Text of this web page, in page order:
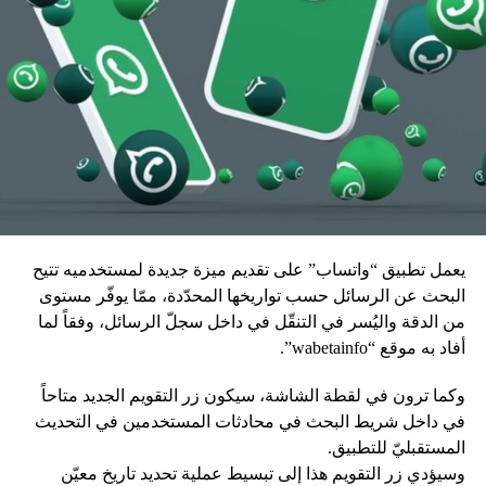
يعمل تطبيق “واتساب” على تقديم ميزة جديدة لمستخدميه تتيح
البحث عن الرسائل حسب تواريخها المحدّدة، ممّا يوفّر مستوى
من الدقة واليُسر في التنقّل في داخل سجلّ الرسائل، وفقاً لما
أفاد به موقع “wabetainfo”.
وكما ترون في لقطة الشاشة، سيكون زر التقويم الجديد متاحاً
في داخل شريط البحث في محادثات المستخدمين في التحديث
المستقبليّ للتطبيق.
وسيؤدي زر التقويم هذا إلى تبسيط عملية تحديد تاريخ معيّن